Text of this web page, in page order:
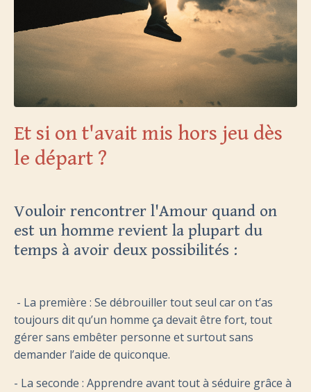
Et si on t'avait mis hors jeu dès
le départ ?
Vouloir rencontrer l'Amour quand on
est un homme revient la plupart du
temps à avoir deux possibilités :
- La première : Se débrouiller tout seul car on t’as
toujours ditqu’un homme ça devait être fort, tout
gérer sans embêter personne et surtout sans
demander l’aide de quiconque.
- La seconde : Apprendre avant tout à séduire grâce à